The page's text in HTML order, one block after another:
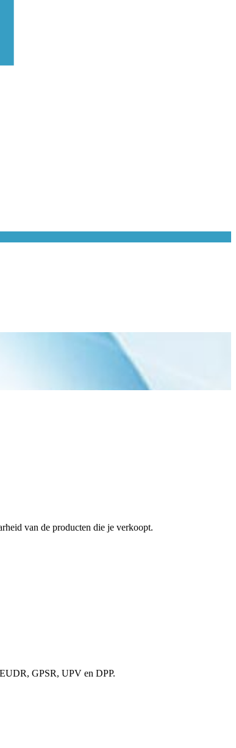
van de producten die je verkoopt.
GPSR, UPV en DPP.